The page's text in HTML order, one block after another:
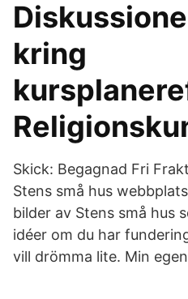
kring
Skick: Begagnad Fri
Stens små hus
bilder av Stens små hus
idéer om du har
vill drömma lite. Min